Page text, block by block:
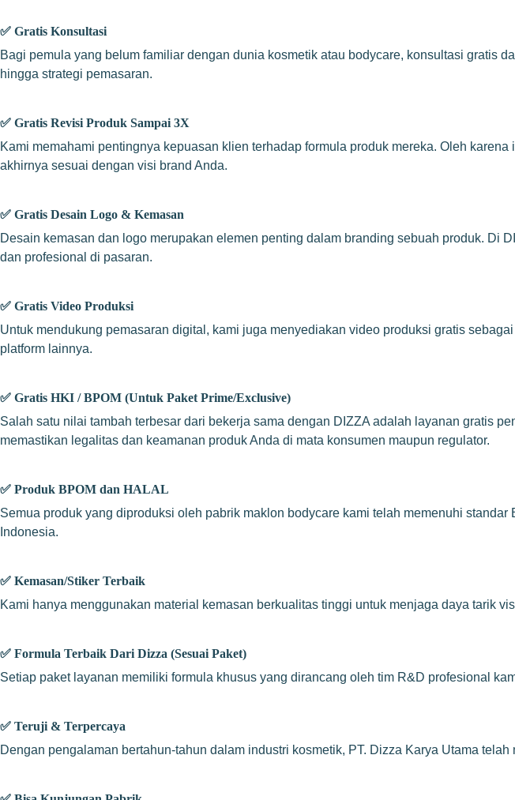
✅ Gratis Konsultasi
Bagi pemula yang belum familiar dengan dunia kosmetik atau bodycare, konsultasi gratis
hingga strategi pemasaran.
✅ Gratis Revisi Produk Sampai 3X
Kami memahami pentingnya kepuasan klien terhadap formula produk mereka. Oleh
akhirnya sesuai dengan visi brand Anda.
✅ Gratis Desain Logo & Kemasan
Desain kemasan dan logo merupakan elemen penting dalam branding sebuah produk. Di
dan profesional di pasaran.
✅ Gratis Video Produksi
Untuk mendukung pemasaran digital, kami juga menyediakan video produksi gratis
platform lainnya.
✅ Gratis HKI / BPOM (Untuk Paket Prime/Exclusive)
Salah satu nilai tambah terbesar dari bekerja sama dengan DIZZA adalah layanan gratis
memastikan legalitas dan keamanan produk Anda di mata konsumen maupun regulator.
✅ Produk BPOM dan HALAL
Semua produk yang diproduksi oleh pabrik maklon bodycare kami telah memenuhi
Indonesia.
✅ Kemasan/Stiker Terbaik
Kami hanya menggunakan material kemasan berkualitas tinggi untuk menjaga daya tarik
✅ Formula Terbaik Dari Dizza (Sesuai Paket)
Setiap paket layanan memiliki formula khusus yang dirancang oleh tim R&D profesional
✅ Teruji & Terpercaya
Dengan pengalaman bertahun-tahun dalam industri kosmetik, PT. Dizza Karya Utama